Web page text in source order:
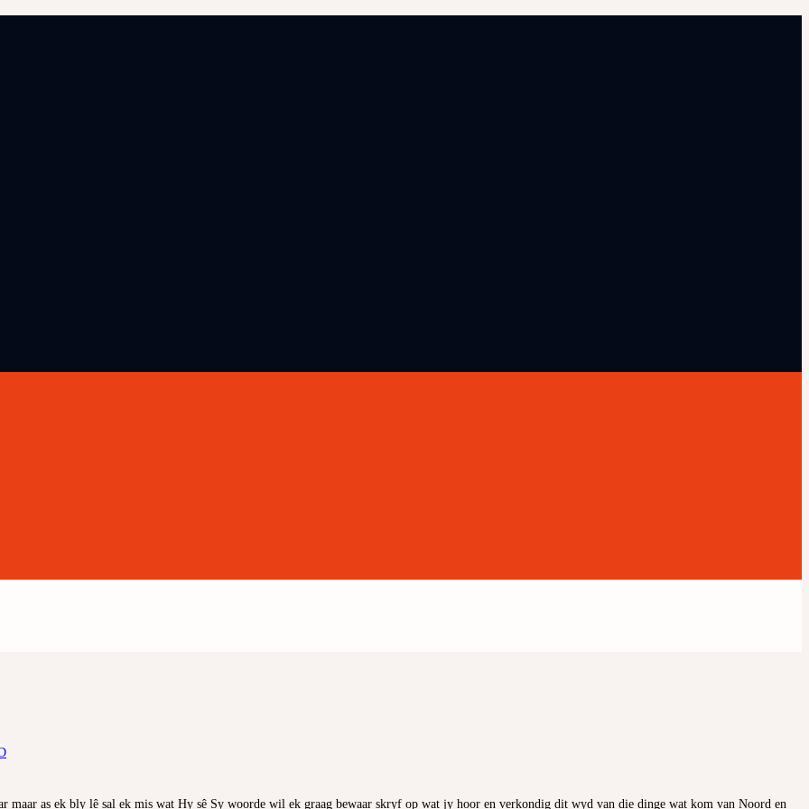
maar as ek bly lê sal ek mis wat Hy sê Sy woorde wil ek graag bewaar skryf op wat jy hoor en verkondig dit wyd van die dinge wat kom van Noord en